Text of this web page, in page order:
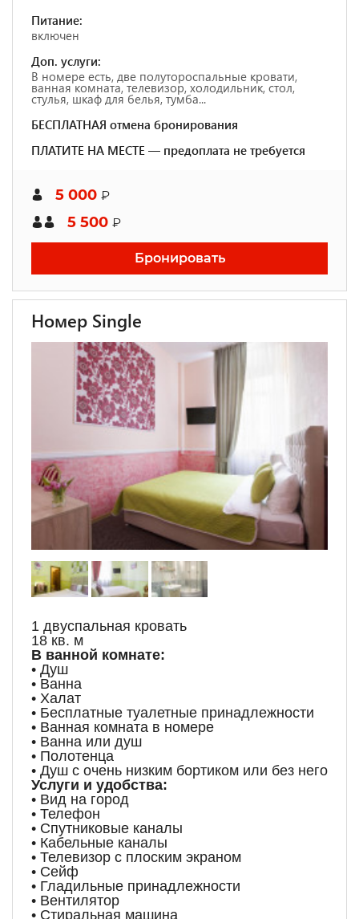
Питание:
включен
Доп. услуги:
В номере есть, две полутороспальные кровати,
ванная комната, телевизор, холодильник, стол,
стулья, шкаф для белья, тумба...
БЕСПЛАТНАЯ отмена бронирования
ПЛАТИТЕ НА МЕСТЕ — предоплата не требуется
5 000 ₽
5 500 ₽
Бронировать
Номер Single
1 двуспальная кровать
18 кв. м
В ванной комнате:
• Душ
• Ванна
• Халат
• Бесплатные туалетные принадлежности
• Ванная комната в номере
• Ванна или душ
• Полотенца
• Душ с очень низким бортиком или без него
Услуги и удобства:
• Вид на город
• Телефон
• Спутниковые каналы
• Кабельные каналы
• Телевизор с плоским экраном
• Сейф
• Гладильные принадлежности
• Вентилятор
• Стиральная машина